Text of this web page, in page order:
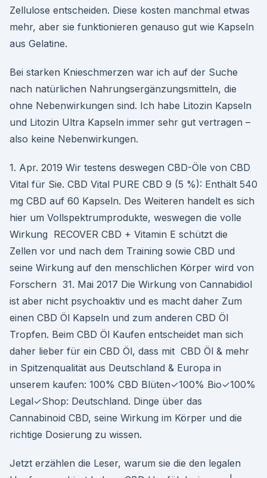
Zellulose entscheiden. Diese kosten manchmal etwas
mehr, aber sie funktionieren genauso gut wie Kapseln
aus Gelatine.
Bei starken Knieschmerzen war ich auf der Suche
nach natürlichen Nahrungsergänzungsmitteln, die
ohne Nebenwirkungen sind. Ich habe Litozin Kapseln
und Litozin Ultra Kapseln immer sehr gut vertragen –
also keine Nebenwirkungen.
1. Apr. 2019 Wir testens deswegen CBD-Öle von CBD
Vital für Sie. CBD Vital PURE CBD 9 (5 %): Enthält 540
mg CBD auf 60 Kapseln. Des Weiteren handelt es sich
hier um Vollspektrumprodukte, weswegen die volle
Wirkung RECOVER CBD + Vitamin E schützt die
Zellen vor und nach dem Training sowie CBD und
seine Wirkung auf den menschlichen Körper wird von
Forschern 31. Mai 2017 Die Wirkung von Cannabidiol
ist aber nicht psychoaktiv und es macht daher Zum
einen CBD Öl Kapseln und zum anderen CBD Öl
Tropfen. Beim CBD Öl Kaufen entscheidet man sich
daher lieber für ein CBD Öl, dass mit CBD Öl & mehr
in Spitzenqualität aus Deutschland & Europa in
unserem kaufen: 100% CBD Blüten✓100% Bio✓100%
Legal✓Shop: Deutschland. Dinge über das
Cannabinoid CBD, seine Wirkung im Körper und die
richtige Dosierung zu wissen.
Jetzt erzählen die Leser, warum sie die den legalen